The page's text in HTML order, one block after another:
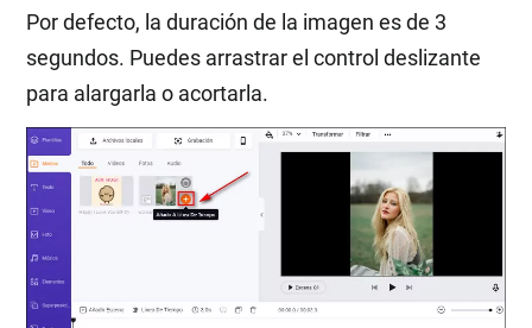
Por defecto, la duración de la imagen es de 3
segundos. Puedes arrastrar el control deslizante
para alargarla o acortarla.